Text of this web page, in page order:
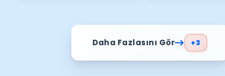
Daha Fazlasını Gör +3